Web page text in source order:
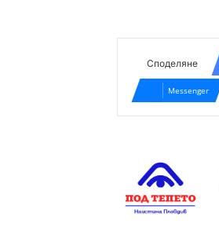
Споделяне
Messenger